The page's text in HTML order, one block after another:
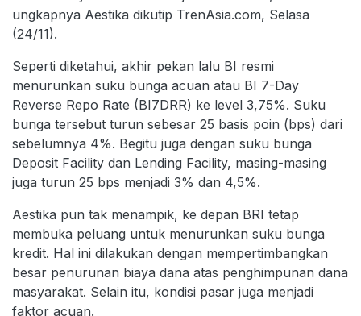
ungkapnya Aestika dikutip TrenAsia.com, Selasa
(24/11).
Seperti diketahui, akhir pekan lalu BI resmi
menurunkan suku bunga acuan atau BI 7-Day
Reverse Repo Rate (BI7DRR) ke level 3,75%. Suku
bunga tersebut turun sebesar 25 basis poin (bps) dari
sebelumnya 4%. Begitu juga dengan suku bunga
Deposit Facility dan Lending Facility, masing-masing
juga turun 25 bps menjadi 3% dan 4,5%.
Aestika pun tak menampik, ke depan BRI tetap
membuka peluang untuk menurunkan suku bunga
kredit. Hal ini dilakukan dengan mempertimbangkan
besar penurunan biaya dana atas penghimpunan dana
masyarakat. Selain itu, kondisi pasar juga menjadi
faktor acuan.